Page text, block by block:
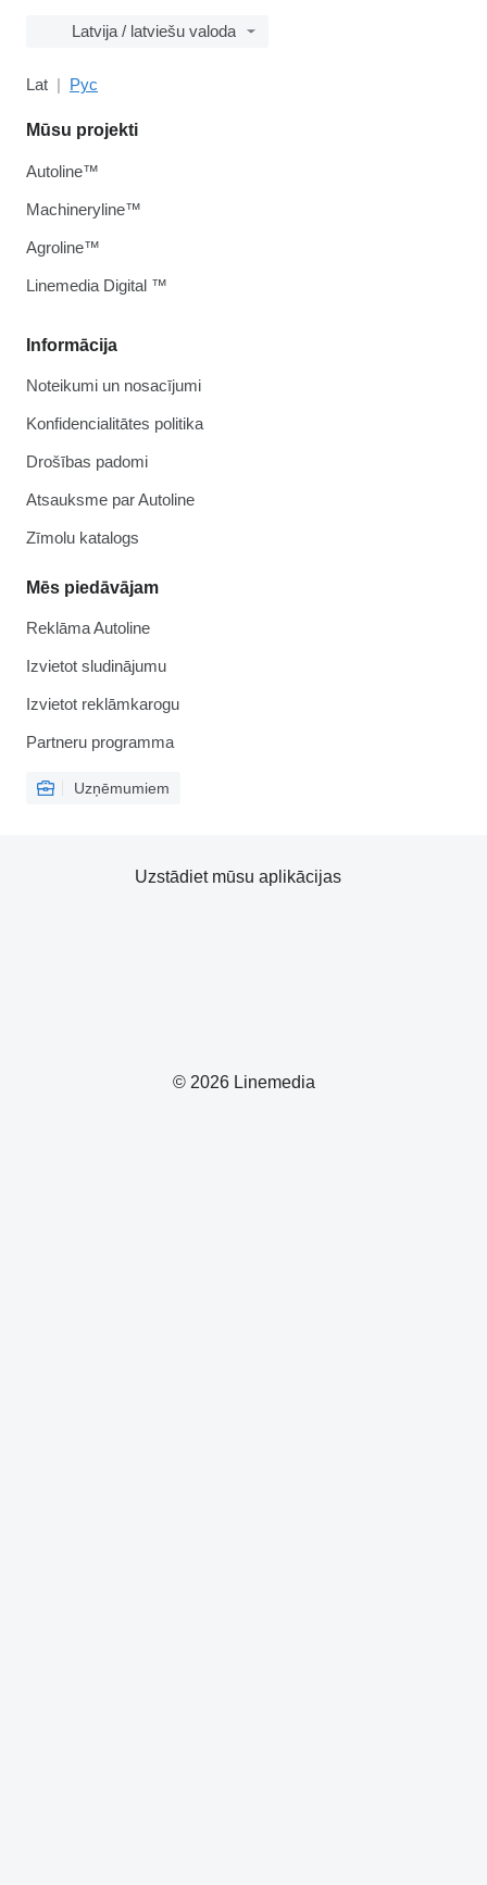
Latvija / latviešu valoda
Lat Рус
Informācija
Noteikumi un nosacījumi
Konfidencialitātes politika
Drošības padomi
Atsauksme par Autoline
Zīmolu katalogs
Mēs piedāvājam
Reklāma Autoline
Izvietot sludinājumu
Izvietot reklāmkarogu
Partneru programma
Uzņēmumiem
Mūsu projekti
Autoline™
Machineryline™
Agroline™
Linemedia Digital ™
© 2026 Linemedia
Uzstādiet mūsu aplikācijas